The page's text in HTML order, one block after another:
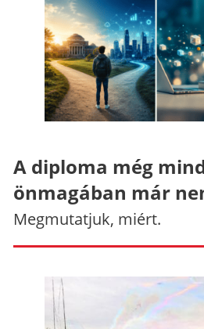
A diploma még
önmagában már
Megmutatjuk, miért.